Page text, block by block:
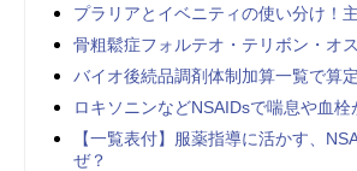
プラリアとイベニティの使い分け！
骨粗鬆症フォルテオ・テリボン・オ
バイオ後続品調剤体制加算一覧で算
ロキソニンなどNSAIDsで喘息や血栓
【一覧表付】服薬指導に活かす、
ぜ？